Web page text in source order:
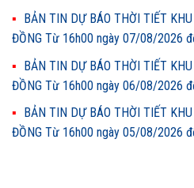
BẢN TIN DỰ BÁO THỜI TIẾT
ĐỒNG Từ 16h00 ngày 07/08/2026
BẢN TIN DỰ BÁO THỜI TIẾT
ĐỒNG Từ 16h00 ngày 06/08/2026
BẢN TIN DỰ BÁO THỜI TIẾT
ĐỒNG Từ 16h00 ngày 05/08/2026